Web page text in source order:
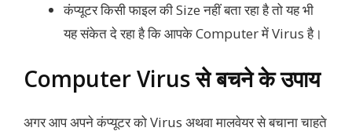
कंप्यूटर किसी फाइल की Size नहीं बता रहा है तो यह भी
यह संकेत दे रहा है कि आपके Computer में Virus है।
Computer Virus से बचने के उपाय
अगर आप अपने कंप्यूटर को Virus अथवा मालवेयर से बचाना चाहते